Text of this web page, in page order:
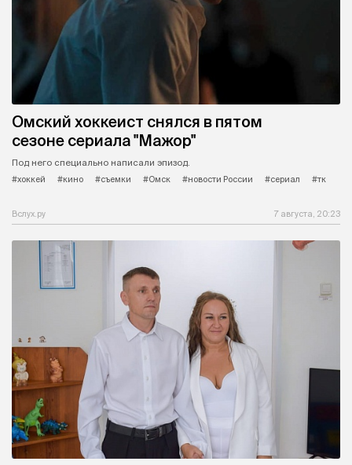
Омский хоккеист снялся в пятом
сезоне сериала "Мажор"
Под него специально написали эпизод.
#хоккей
#кино #съемки #Омск #новости России #сериал #тк
Вслух.ру 7 августа, 20:23